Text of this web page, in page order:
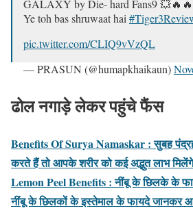
GALAXY by Die- hard Fans9 💥🔥🔥
Ye toh bas shruwaat hai
pic.twitter.com/CLIQ9vVzQL
— PRASUN (@humapkhaikaun)
ढोल नगाड़े लेकर पहुंचे फैंस
Benefits Of Surya Namaskar : सुबह
करते हैं तो आपके शरीर को कई अद्भुत लाभ
Lemon Peel Benefits : नींबू के छिलके के
नींबू के छिलकों के इस्तेमाल के फायदे जानकर